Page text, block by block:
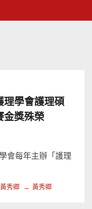
理學會護理碩
金獎殊榮
會每年主辦「護理
秀卿 黃秀卿